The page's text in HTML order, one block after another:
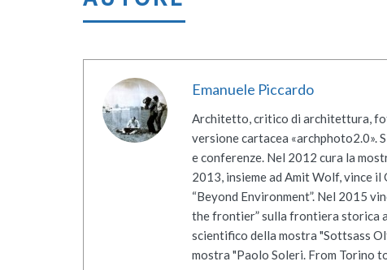
Emanuele Piccardo
Architetto, critico di architettura,
versione cartacea «archphoto2.0».
e conferenze. Nel 2012 cura la
2013, insieme ad Amit Wolf, vince
“Beyond Environment”. Nel 2015
the frontier” sulla frontiera storica
scientifico della mostra "Sottsass
mostra "Paolo Soleri. From Torino